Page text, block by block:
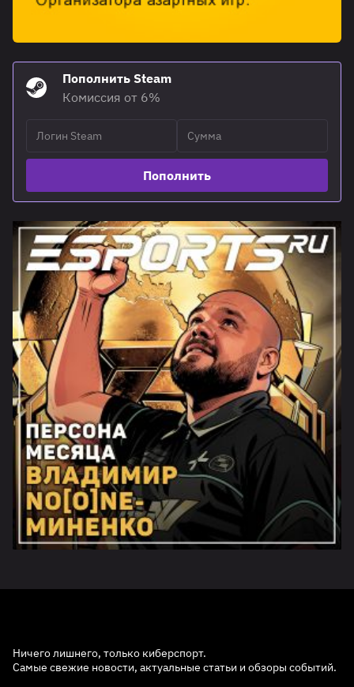
Пополнить Steam
Комиссия от 6%
Пополнить
Ничего лишнего, только киберспорт.
Самые свежие новости, актуальные статьи и обзоры событий.